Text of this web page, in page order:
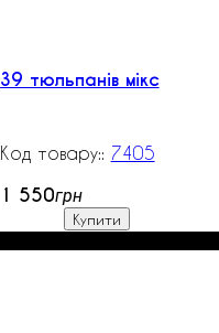
39 тюльпанів мікс
7405
1 550грн
Купити